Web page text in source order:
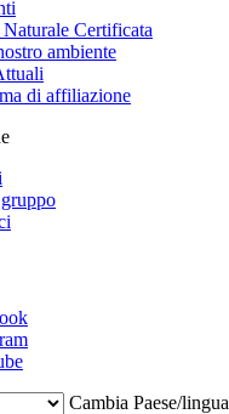
Naturale Certificata
ambiente
di affiliazione
Cambia Paese/lingua